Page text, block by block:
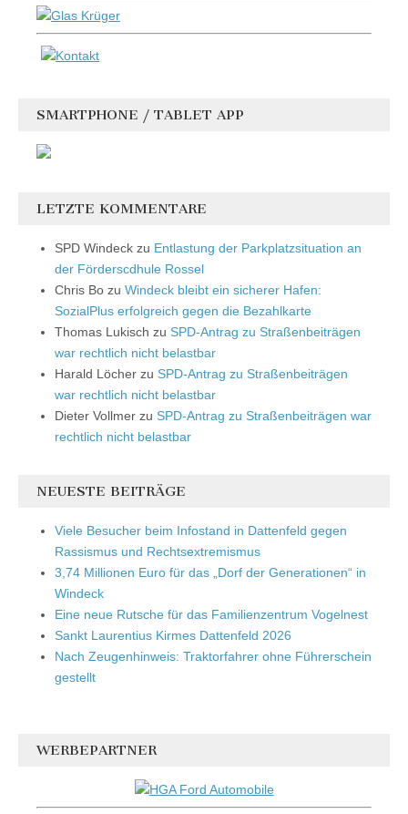
SMARTPHONE / TABLET APP
LETZTE KOMMENTARE
SPD Windeck zu Entlastung der Parkplatzsituation an
der Förderscdhule Rossel
Chris Bo zu Windeck bleibt ein sicherer Hafen:
SozialPlus erfolgreich gegen die Bezahlkarte
Thomas Lukisch zu SPD-Antrag zu Straßenbeiträgen
war rechtlich nicht belastbar
Harald Löcher zu SPD-Antrag zu Straßenbeiträgen
war rechtlich nicht belastbar
Dieter Vollmer zu SPD-Antrag zu Straßenbeiträgen war
rechtlich nicht belastbar
NEUESTE BEITRÄGE
Viele Besucher beim Infostand in Dattenfeld gegen
Rassismus und Rechtsextremismus
3,74 Millionen Euro für das „Dorf der Generationen“ in
Windeck
Eine neue Rutsche für das Familienzentrum Vogelnest
Sankt Laurentius Kirmes Dattenfeld 2026
Nach Zeugenhinweis: Traktorfahrer ohne Führerschein
gestellt
WERBEPARTNER